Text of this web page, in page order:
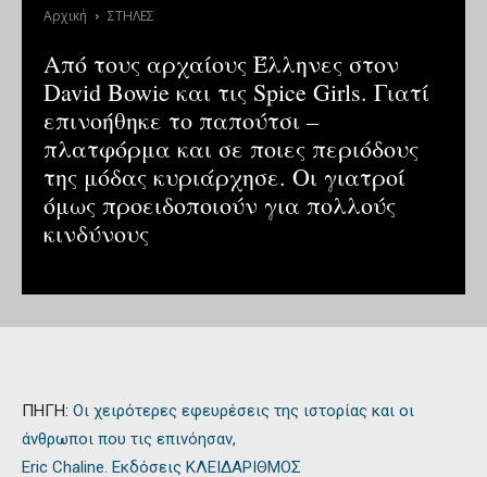
Αρχική ΣΤΗΛΕΣ
Από τους αρχαίους Έλληνες στον
David Bowie και τις Spice Girls. Γιατί
επινοήθηκε το παπούτσι –
πλατφόρμα και σε ποιες περιόδους
της μόδας κυριάρχησε. Οι γιατροί
όμως προειδοποιούν για πολλούς
κινδύνους
ΠΗΓΗ: Οι χειρότερες εφευρέσεις της ιστορίας και οι
άνθρωποι που τις επινόησαν,
Eric Chaline. Εκδόσεις ΚΛΕΙΔΑΡΙΘΜΟΣ